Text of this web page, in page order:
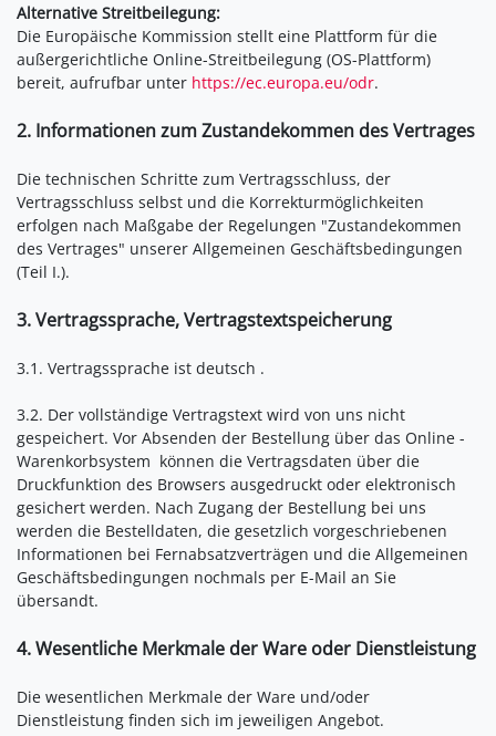
Alternative Streitbeilegung:
Die Europäische Kommission stellt eine Plattform für die
außergerichtliche Online-Streitbeilegung (OS-Plattform)
bereit, aufrufbar unter https://ec.europa.eu/odr.
2. Informationen zum Zustandekommen des Vertrages
Die technischen Schritte zum Vertragsschluss, der
Vertragsschluss selbst und die Korrekturmöglichkeiten
erfolgen nach Maßgabe der Regelungen "Zustandekommen
des Vertrages" unserer Allgemeinen Geschäftsbedingungen
(Teil I.).
3. Vertragssprache, Vertragstextspeicherung
3.1. Vertragssprache ist deutsch .
3.2. Der vollständige Vertragstext wird von uns nicht
gespeichert. Vor Absenden der Bestellung über das Online -
Warenkorbsystem können die Vertragsdaten über die
Druckfunktion des Browsers ausgedruckt oder elektronisch
gesichert werden. Nach Zugang der Bestellung bei uns
werden die Bestelldaten, die gesetzlich vorgeschriebenen
Informationen bei Fernabsatzverträgen und die Allgemeinen
Geschäftsbedingungen nochmals per E-Mail an Sie
übersandt.
4. Wesentliche Merkmale der Ware oder Dienstleistung
Die wesentlichen Merkmale der Ware und/oder
Dienstleistung finden sich im jeweiligen Angebot.